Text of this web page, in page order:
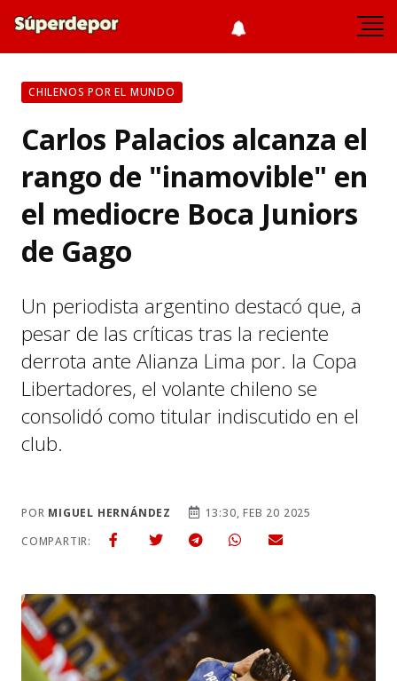
CHILENOS POR EL MUNDO
Carlos Palacios alcanza el
rango de "inamovible" en
el mediocre Boca Juniors
de Gago
Un periodista argentino destacó que, a
pesar de las críticas tras la reciente
derrota ante Alianza Lima por. la Copa
Libertadores, el volante chileno se
consolidó como titular indiscutido en el
club.
POR MIGUEL HERNÁNDEZ
13:30, FEB 20 2025
COMPARTIR: